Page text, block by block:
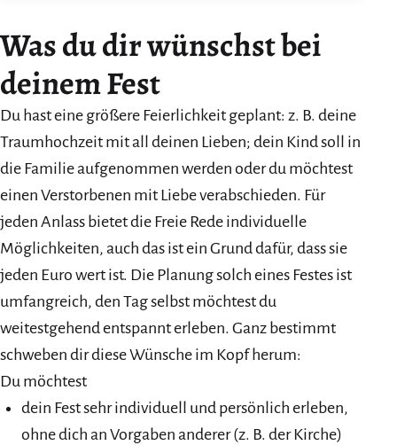
Was du dir wünschst bei
deinem Fest
Du hast eine größere Feierlichkeit geplant: z. B. deine
Traumhochzeit mit all deinen Lieben; dein Kind soll in
die Familie aufgenommen werden oder du möchtest
einen Verstorbenen mit Liebe verabschieden. Für
jeden Anlass bietet die Freie Rede individuelle
Möglichkeiten, auch das ist ein Grund dafür, dass sie
jeden Euro wert ist. Die Planung solch eines Festes ist
umfangreich, den Tag selbst möchtest du
weitestgehend entspannt erleben. Ganz bestimmt
schweben dir diese Wünsche im Kopf herum:
Du möchtest
dein Fest sehr individuell und persönlich erleben,
ohne dich an Vorgaben anderer (z. B. der Kirche)